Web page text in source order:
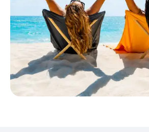
Beamten
Versicherung
Versicherung